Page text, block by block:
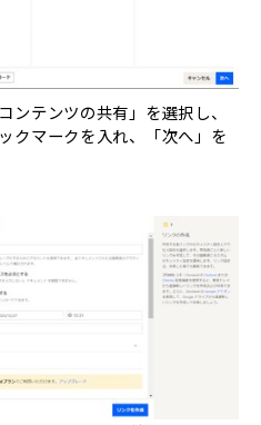
ンテンツの共有」を選択し、
クマークを入れ、「次へ」を